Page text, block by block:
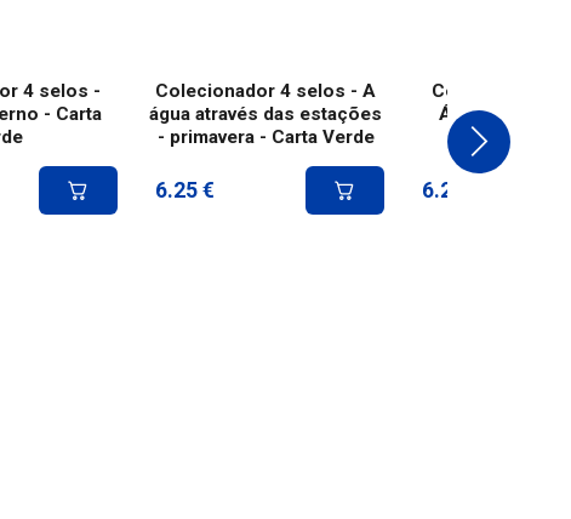
4 selos -
- Carta
Colecionador 4 selos - A
água através das estações
- primavera - Carta Verde
6.25 €
Colecionador
Água de verão
Verde
6.25